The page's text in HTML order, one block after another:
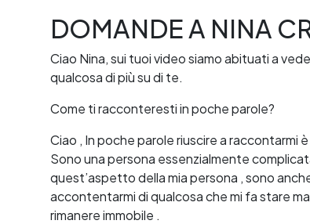
DOMANDE A NINA
Ciao Nina, sui tuoi video siamo abituati a
qualcosa di più su di te.
Come ti racconteresti in poche parole?
Ciao , In poche parole riuscire a raccontarmi
Sono una persona essenzialmente
quest’aspetto della mia persona , sono
accontentarmi di qualcosa che mi fa stare
rimanere immobile .